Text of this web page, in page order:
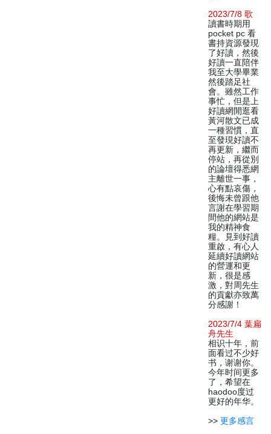
2023/7/8 歌
讀書時期用
pocket pc 看
書持資源發現
了好讀，然後
好讀一直陪伴
我至大學畢業
然後踏足社
會。雖然工作
事忙，但是上
好讀網閒逛看
黃河散文已成
一種習慣，直
至發現好讀不
再更新，繼而
停站，再從別
的論壇得悉網
主離世一事，
心有點哀傷，
後悔未曾跟他
言謝在學習期
間他的網站是
我的精神食
糧。見到好讀
重啟，有心人
延續好讀網站
的營運和更
新，很是感
激，對周先生
的貢獻亦致萬
分感謝！
2023/7/4 葉扁
舟先生
相识十年，前
面看过不少好
书，谢谢你。
今年时间更多
了，希望在
haodoo度过
更好的年华。
>> 更多感言